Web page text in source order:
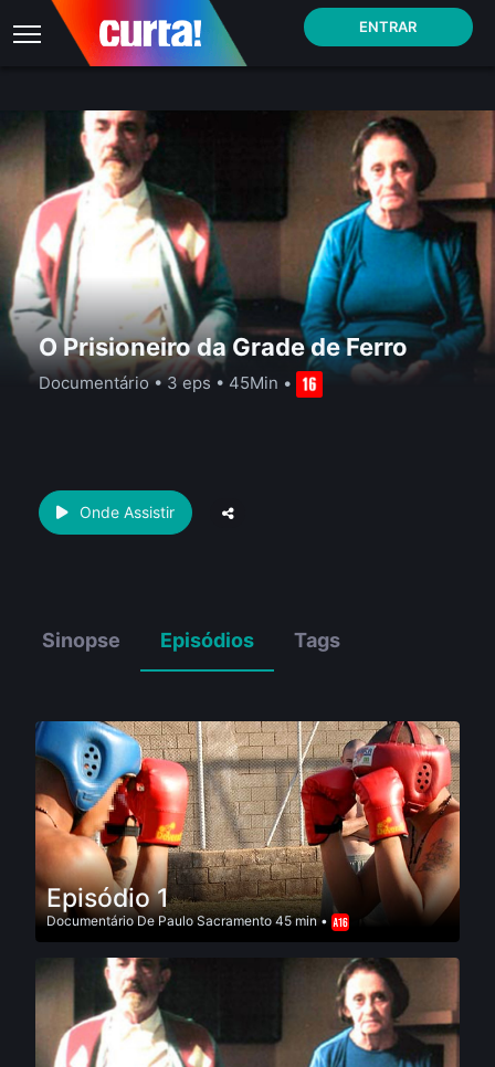
ENTRAR
O Prisioneiro da Grade de Ferro
Documentário •3 eps • 45Min •
Onde Assistir
Sinopse Episódios Tags
Episódio 1
DocumentárioDePaulo Sacramento45 min •